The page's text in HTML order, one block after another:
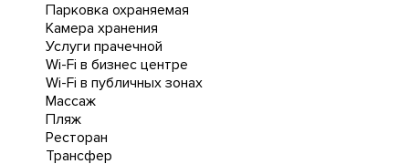
Парковка охраняемая
Камера хранения
Услуги прачечной
Wi-Fi в бизнес центре
Wi-Fi в публичных зонах
Массаж
Пляж
Ресторан
Трансфер